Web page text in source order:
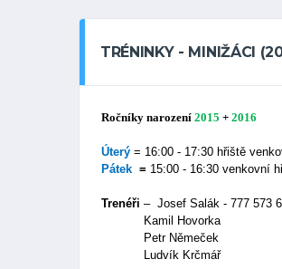
TRÉNINKY - MINIŽÁCI
Ročníky narození 2015 + 2016
Úterý = 16:00 - 17:30 hřiště
Pátek = 15:00 - 16:30 venkovní
Trenéři – Josef Salák - 777 573
Kamil Hovorka
Petr Němeček
Ludvík Krčmář